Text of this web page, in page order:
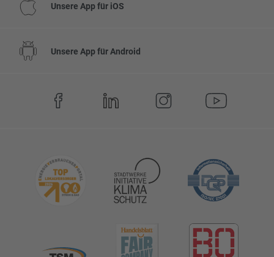
Unsere App für iOS
Unsere App für Android